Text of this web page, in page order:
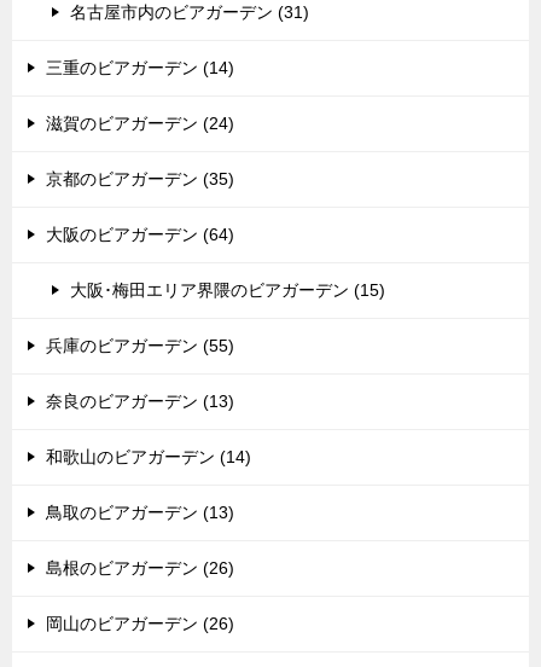
名古屋市内のビアガーデン (31)
三重のビアガーデン (14)
滋賀のビアガーデン (24)
京都のビアガーデン (35)
大阪のビアガーデン (64)
大阪･梅田エリア界隈のビアガーデン (15)
兵庫のビアガーデン (55)
奈良のビアガーデン (13)
和歌山のビアガーデン (14)
鳥取のビアガーデン (13)
島根のビアガーデン (26)
岡山のビアガーデン (26)